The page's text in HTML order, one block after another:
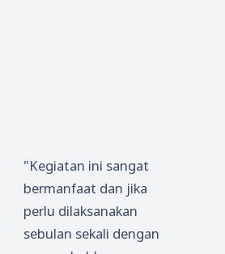
"Kegiatan ini sangat
bermanfaat dan jika
perlu dilaksanakan
sebulan sekali dengan